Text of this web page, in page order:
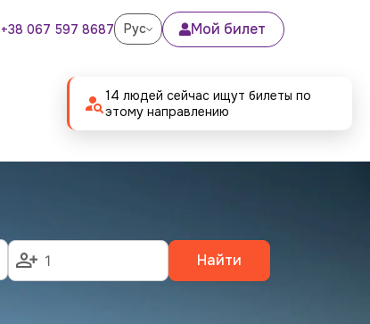
+38 067 597 8687 Рус Мой билет
Найти
14 людей сейчас ищут билеты по
этому направлению